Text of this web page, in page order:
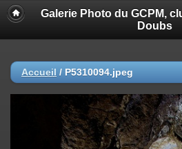
Galerie Photo du GCPM,
Doubs
Accueil / P5310094.jpeg